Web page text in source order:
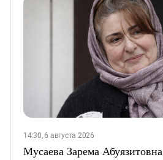
14:30, 6 августа 2026
Мусаева Зарема Абуязитовна